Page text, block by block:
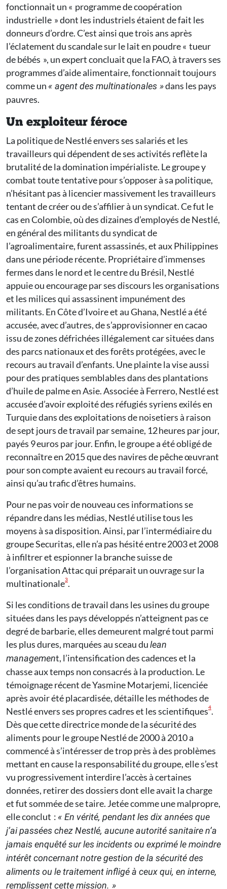
fonctionnait un « programme de coopération
industrielle » dont les industriels étaient de fait les
donneurs d’ordre. C’est ainsi que trois ans après
l’éclatement du scandale sur le lait en poudre « tueur
de bébés », un expert concluait que la FAO, à travers ses
programmes d’aide alimentaire, fonctionnait toujours
comme un « agent des multinationales »dans les pays
pauvres.
Un exploiteur féroce
La politique de Nestlé envers ses salariés et les
travailleurs qui dépendent de ses activités reflète la
brutalité de la domination impérialiste. Le groupe y
combat toute tentative pour s’opposer à sa politique,
n’hésitant pas à licencier massivement les travailleurs
tentant de créer ou de s’affilier à un syndicat. Ce fut le
cas en Colombie, où des dizaines d’employés de Nestlé,
en général des militants du syndicat de
l’agroalimentaire, furent assassinés, et aux Philippines
dans une période récente. Propriétaire d’immenses
fermes dans le nord et le centre du Brésil, Nestlé
appuie ou encourage par ses discours les organisations
et les milices qui assassinent impunément des
militants. En Côte d’Ivoire et au Ghana, Nestlé a été
accusée, avec d’autres, de s’approvisionner en cacao
issu de zones défrichées illégalement car situées dans
des parcs nationaux et des forêts protégées, avec le
recours au travail d’enfants. Une plainte la vise aussi
pour des pratiques semblables dans des plantations
d’huile de palme en Asie. Associée à Ferrero, Nestlé est
accusée d’avoir exploité des réfugiés syriens exilés en
Turquie dans des exploitations de noisetiers à raison
de sept jours de travail par semaine, 12 heures par jour,
payés 9 euros par jour. Enfin, le groupe a été obligé de
reconnaître en 2015 que des navires de pêche œuvrant
pour son compte avaient eu recours au travail forcé,
ainsi qu’au trafic d’êtres humains.
Pour ne pas voir de nouveau ces informations se
répandre dans les médias, Nestlé utilise tous les
moyens à sa disposition. Ainsi, par l’intermédiaire du
groupe Securitas, elle n’a pas hésité entre 2003 et 2008
à infiltrer et espionner la branche suisse de
l’organisation Attac qui préparait un ouvrage sur la
multinationale3.
Si les conditions de travail dans les usines du groupe
situées dans les pays développés n’atteignent pas ce
degré de barbarie, elles demeurent malgré tout parmi
les plus dures, marquées au sceau dulean
management, l’intensification des cadences et la
chasse aux temps non consacrés à la production. Le
témoignage récent de Yasmine Motarjemi, licenciée
après avoir été placardisée, détaille les méthodes de
Nestlé envers ses propres cadres et les scientifiques4.
Dès que cette directrice monde de la sécurité des
aliments pour le groupe Nestlé de 2000 à 2010 a
commencé à s’intéresser de trop près à des problèmes
mettant en cause la responsabilité du groupe, elle s’est
vu progressivement interdire l’accès à certaines
données, retirer des dossiers dont elle avait la charge
et fut sommée de se taire. Jetée comme une malpropre,
elle conclut : « En vérité, pendant les dix années que
j’ai passées chez Nestlé, aucune autorité sanitaire n’a
jamais enquêté sur les incidents ou exprimé le moindre
intérêt concernant notre gestion de la sécurité des
aliments ou le traitement infligé à ceux qui, en interne,
remplissent cette mission. »